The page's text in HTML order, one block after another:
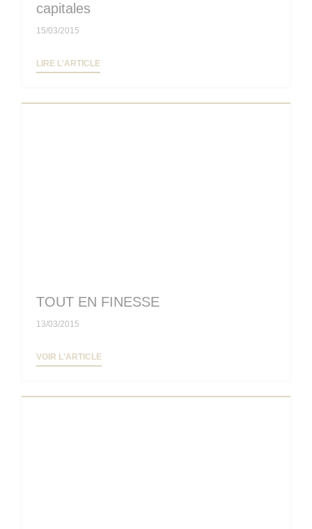
capitales
15/03/2015
LIRE L'ARTICLE
TOUT EN FINESSE
13/03/2015
VOIR L'ARTICLE